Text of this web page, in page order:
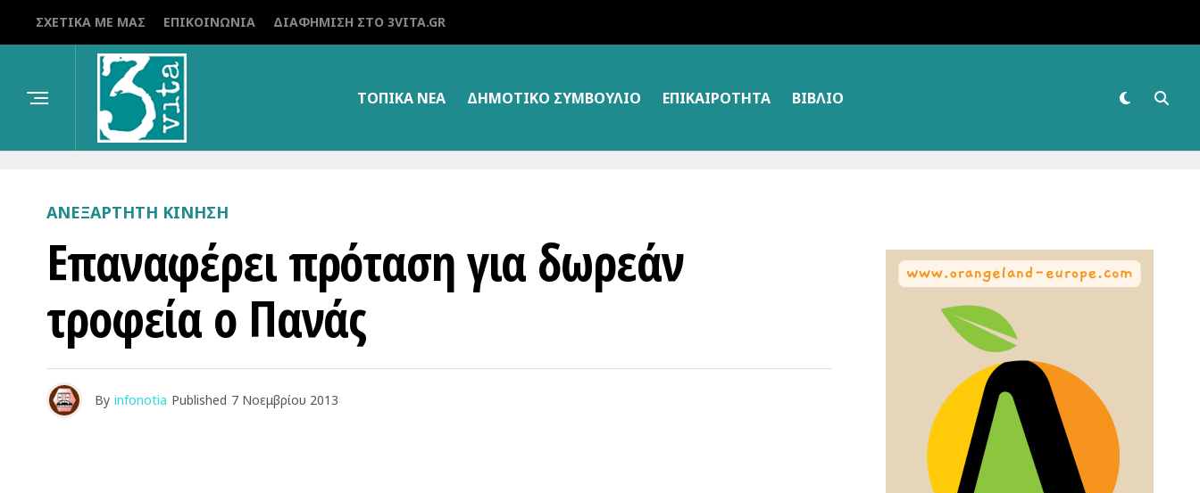
ΣΧΕΤΙΚΆ ΜΕ ΜΑΣ ΕΠΙΚΟΙΝΩΝΊΑ ΔΙΑΦΉΜΙΣΗ ΣΤΟ 3VITA.GR
ΤΟΠΙΚΑ ΝΕΑ ΔΗΜΟΤΙΚΌ ΣΥΜΒΟΎΛΙΟ ΕΠΙΚΑΙΡΌΤΗΤΑ ΒΙΒΛΊΟ
ΑΝΕΞΆΡΤΗΤΗ ΚΊΝΗΣΗ
Επαναφέρει πρόταση για δωρεάν
τροφεία ο Πανάς
By infonotia Published 7 Νοεμβρίου 2013